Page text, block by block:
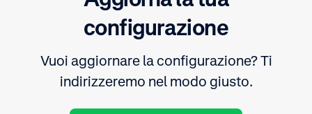
configurazione
Vuoi aggiornare la configurazione? Ti
indirizzeremo nel modo giusto.